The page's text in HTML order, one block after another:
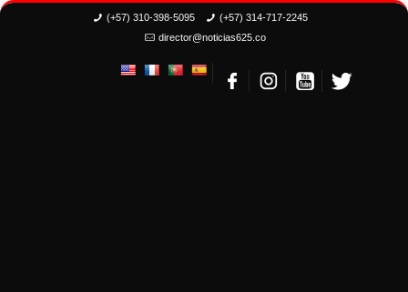
(+57) 310-398-5095
(+57) 314-717-2245
director@noticias625.co